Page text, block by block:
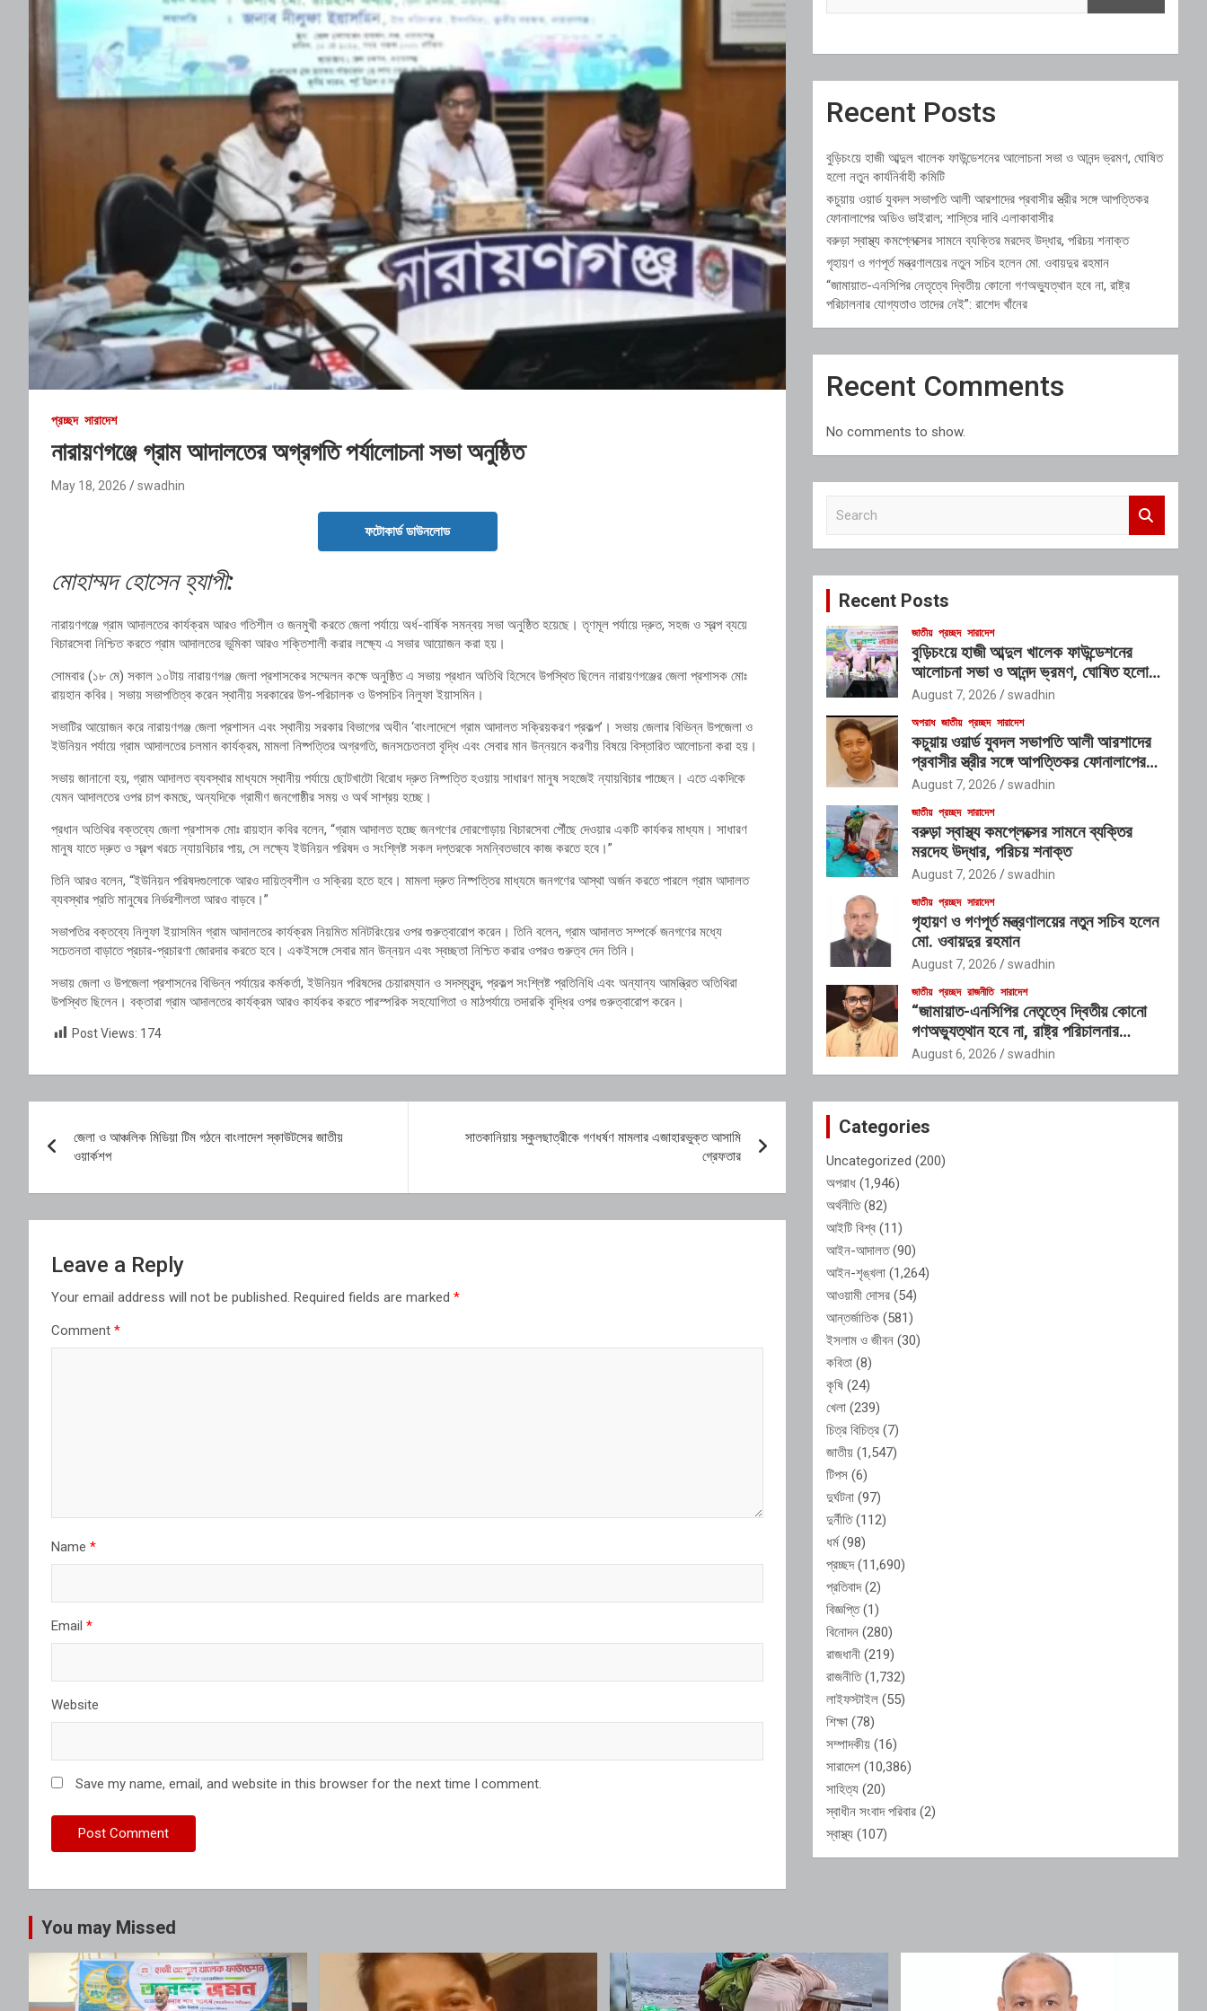
প্রচ্ছদ সারাদেশ
নারায়ণগঞ্জে গ্রাম আদালতের অগ্রগতি পর্যালোচনা সভা অনুষ্ঠিত
May 18, 2026 swadhin
ফটোকার্ড ডাউনলোড
মোহাম্মদ হোসেন হ্যাপী:
নারায়ণগঞ্জে গ্রাম আদালতের কার্যক্রম আরও গতিশীল ও জনমুখী করতে জেলা পর্যায়ে অর্ধ-বার্ষিক সমন্বয় সভা অনুষ্ঠিত হয়েছে। তৃণমূল পর্যায়ে দ্রুত, সহজ ও স্বল্প ব্যয়ে
বিচারসেবা নিশ্চিত করতে গ্রাম আদালতের ভূমিকা আরও শক্তিশালী করার লক্ষ্যে এ সভার আয়োজন করা হয়।
সোমবার (১৮ মে) সকাল ১০টায় নারায়ণগঞ্জ জেলা প্রশাসকের সম্মেলন কক্ষে অনুষ্ঠিত এ সভায় প্রধান অতিথি হিসেবে উপস্থিত ছিলেন নারায়ণগঞ্জের জেলা প্রশাসক মোঃ
রায়হান কবির। সভায় সভাপতিত্ব করেন স্থানীয় সরকারের উপ-পরিচালক ও উপসচিব নিলুফা ইয়াসমিন।
সভাটির আয়োজন করে নারায়ণগঞ্জ জেলা প্রশাসন এবং স্থানীয় সরকার বিভাগের অধীন ‘বাংলাদেশে গ্রাম আদালত সক্রিয়করণ প্রকল্প’। সভায় জেলার বিভিন্ন উপজেলা ও
ইউনিয়ন পর্যায়ে গ্রাম আদালতের চলমান কার্যক্রম, মামলা নিষ্পত্তির অগ্রগতি, জনসচেতনতা বৃদ্ধি এবং সেবার মান উন্নয়নে করণীয় বিষয়ে বিস্তারিত আলোচনা করা হয়।
সভায় জানানো হয়, গ্রাম আদালত ব্যবস্থার মাধ্যমে স্থানীয় পর্যায়ে ছোটখাটো বিরোধ দ্রুত নিষ্পত্তি হওয়ায় সাধারণ মানুষ সহজেই ন্যায়বিচার পাচ্ছেন। এতে একদিকে
যেমন আদালতের ওপর চাপ কমছে, অন্যদিকে গ্রামীণ জনগোষ্ঠীর সময় ও অর্থ সাশ্রয় হচ্ছে।
প্রধান অতিথির বক্তব্যে জেলা প্রশাসক মোঃ রায়হান কবির বলেন, “গ্রাম আদালত হচ্ছে জনগণের দোরগোড়ায় বিচারসেবা পৌঁছে দেওয়ার একটি কার্যকর মাধ্যম। সাধারণ
মানুষ যাতে দ্রুত ও স্বল্প খরচে ন্যায়বিচার পায়, সে লক্ষ্যে ইউনিয়ন পরিষদ ও সংশ্লিষ্ট সকল দপ্তরকে সমন্বিতভাবে কাজ করতে হবে।”
তিনি আরও বলেন, “ইউনিয়ন পরিষদগুলোকে আরও দায়িত্বশীল ও সক্রিয় হতে হবে। মামলা দ্রুত নিষ্পত্তির মাধ্যমে জনগণের আস্থা অর্জন করতে পারলে গ্রাম আদালত
ব্যবস্থার প্রতি মানুষের নির্ভরশীলতা আরও বাড়বে।”
সভাপতির বক্তব্যে নিলুফা ইয়াসমিন গ্রাম আদালতের কার্যক্রম নিয়মিত মনিটরিংয়ের ওপর গুরুত্বারোপ করেন। তিনি বলেন, গ্রাম আদালত সম্পর্কে জনগণের মধ্যে
সচেতনতা বাড়াতে প্রচার-প্রচারণা জোরদার করতে হবে। একইসঙ্গে সেবার মান উন্নয়ন এবং স্বচ্ছতা নিশ্চিত করার ওপরও গুরুত্ব দেন তিনি।
সভায় জেলা ও উপজেলা প্রশাসনের বিভিন্ন পর্যায়ের কর্মকর্তা, ইউনিয়ন পরিষদের চেয়ারম্যান ও সদস্যবৃন্দ, প্রকল্প সংশ্লিষ্ট প্রতিনিধি এবং অন্যান্য আমন্ত্রিত অতিথিরা
উপস্থিত ছিলেন। বক্তারা গ্রাম আদালতের কার্যক্রম আরও কার্যকর করতে পারস্পরিক সহযোগিতা ও মাঠপর্যায়ে তদারকি বৃদ্ধির ওপর গুরুত্বারোপ করেন।
Post Views: 174
navigation
জেলা ও আঞ্চলিক মিডিয়া টিম গঠনে বাংলাদেশ স্কাউটসের জাতীয়
ওয়ার্কশপ
সাতকানিয়ায় স্কুলছাত্রীকে গণধর্ষণ মামলার এজাহারভুক্ত আসামি
গ্রেফতার
Leave a Reply
Your email address will not be published. Required fields are marked *
Comment *
Name *
Email *
Website
Save my name, email, and website in this browser for the next time I comment.
Recent Posts
বুড়িচংয়ে হাজী আব্দুল খালেক ফাউন্ডেশনের আলোচনা সভা ও আনন্দ ভ্রমণ, ঘোষিত
হলো নতুন কার্যনির্বাহী কমিটি
কচুয়ায় ওয়ার্ড যুবদল সভাপতি আলী আরশাদের প্রবাসীর স্ত্রীর সঙ্গে আপত্তিকর
ফোনালাপের অডিও ভাইরাল; শাস্তির দাবি এলাকাবাসীর
বরুড়া স্বাস্থ্য কমপ্লেক্সের সামনে ব্যক্তির মরদেহ উদ্ধার, পরিচয় শনাক্ত
গৃহায়ণ ও গণপূর্ত মন্ত্রণালয়ের নতুন সচিব হলেন মো. ওবায়দুর রহমান
“জামায়াত-এনসিপির নেতৃত্বে দ্বিতীয় কোনো গণঅভ্যুত্থান হবে না, রাষ্ট্র
পরিচালনার যোগ্যতাও তাদের নেই”: রাশেদ খাঁনের
Recent Comments
No comments to show.
c
Recent Posts
জাতীয় প্রচ্ছদ সারাদেশ
বুড়িচংয়ে হাজী আব্দুল খালেক ফাউন্ডেশনের
আলোচনা সভা ও আনন্দ ভ্রমণ, ঘোষিত হলো
নতুন কার্যনির্বাহী কমিটি
August 7, 2026 swadhin
অপরাধ জাতীয় প্রচ্ছদ সারাদেশ
কচুয়ায় ওয়ার্ড যুবদল সভাপতি আলী আরশাদের
প্রবাসীর স্ত্রীর সঙ্গে আপত্তিকর ফোনালাপের
অডিও ভাইরাল; শাস্তির দাবি এলাকাবাসীর
August 7, 2026 swadhin
জাতীয় প্রচ্ছদ সারাদেশ
বরুড়া স্বাস্থ্য কমপ্লেক্সের সামনে ব্যক্তির
মরদেহ উদ্ধার, পরিচয় শনাক্ত
August 7, 2026 swadhin
জাতীয় প্রচ্ছদ সারাদেশ
গৃহায়ণ ও গণপূর্ত মন্ত্রণালয়ের নতুন সচিব হলেন
মো. ওবায়দুর রহমান
August 7, 2026 swadhin
জাতীয় প্রচ্ছদ রাজনীতি সারাদেশ
“জামায়াত-এনসিপির নেতৃত্বে দ্বিতীয় কোনো
গণঅভ্যুত্থান হবে না, রাষ্ট্র পরিচালনার
যোগ্যতাও তাদের নেই”: রাশেদ খাঁনের
August 6, 2026 swadhin
Categories
Uncategorized (200)
অপরাধ (1,946)
অর্থনীতি(82)
আইটি বিশ্ব (11)
আইন-আদালত(90)
আইন-শৃঙ্খলা (1,264)
আওয়ামী দোসর (54)
আন্তর্জাতিক (581)
ইসলাম ও জীবন (30)
কবিতা (8)
কৃষি (24)
খেলা (239)
চিত্র বিচিত্র (7)
জাতীয় (1,547)
টিপস (6)
দুর্ঘটনা (97)
দুর্নীতি(112)
ধর্ম(98)
প্রচ্ছদ(11,690)
প্রতিবাদ(2)
বিজ্ঞপ্তি(1)
বিনোদন (280)
রাজধানী (219)
রাজনীতি(1,732)
লাইফস্টাইল (55)
শিক্ষা (78)
সম্পাদকীয় (16)
সারাদেশ (10,386)
সাহিত্য (20)
স্বাধীন সংবাদ পরিবার (2)
স্বাস্থ্য (107)
You may Missed